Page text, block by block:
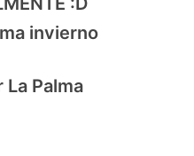
invierno
Palma